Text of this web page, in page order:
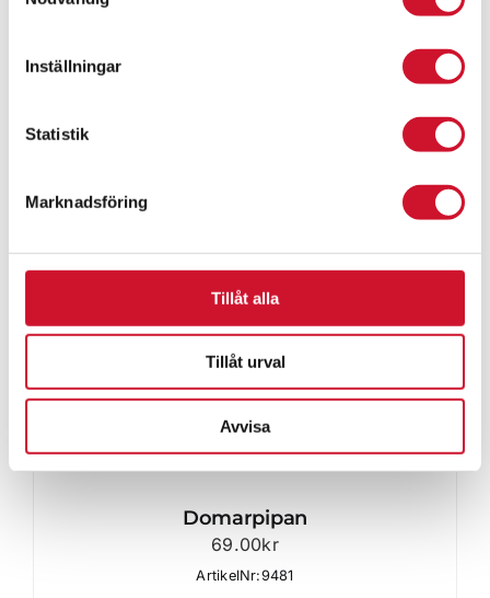
Inställningar
Statistik
Marknadsföring
Tillåt alla
Tillåt urval
Avvisa
Domarpipan
69.00kr
ArtikelNr:9481